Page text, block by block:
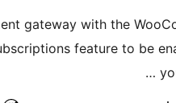
gateway with the
feature to be